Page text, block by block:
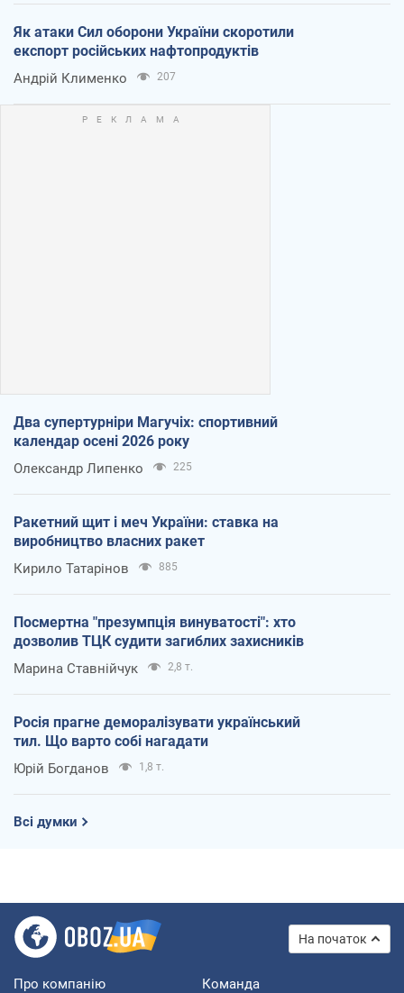
Як атаки Сил оборони України скоротили
експорт російських нафтопродуктів
Андрій Клименко 207
Два супертурніри Магучіх: спортивний
календар осені 2026 року
Олександр Липенко 225
Ракетний щит і меч України: ставка на
виробництво власних ракет
Кирило Татарінов 885
Посмертна "презумпція винуватості": хто
дозволив ТЦК судити загиблих захисників
Марина Ставнійчук 2,8 т.
Росія прагне деморалізувати український
тил. Що варто собі нагадати
Юрій Богданов 1,8 т.
Всі думки
На початок
Про компанію Команда